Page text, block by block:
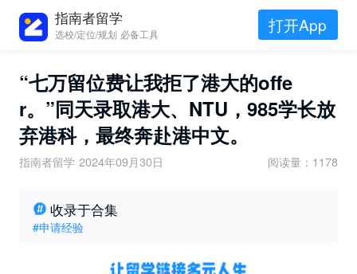
指南者留学
选校/定位/规划 必备工具 打开App
“七万留位费让我拒了港大的offe
r。”同天录取港大、NTU，985学长放
弃港科，最终奔赴港中文。
指南者留学 2024年09月30日 阅读量：1178
收录于合集
#申请经验